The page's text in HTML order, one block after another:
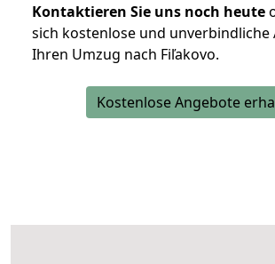
Kontaktieren Sie uns noch heute
sich kostenlose und
Ihren Umzug nach Fiľakovo.
Kostenlose Angebote